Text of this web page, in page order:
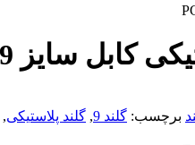
کابل سایز 9
برچسب: گلند 9 , گلند پلاستیکی,